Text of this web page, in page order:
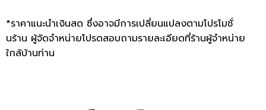
*ราคาแนะนำเงินสด ซึ่งอาจมีการเปลี่ยนแปลงตามโปรโมชั่
นร้าน ผู้จัดจำหน่ายโปรดสอบถามรายละเอียดที่ร้านผู้จำหน่าย
ใกล้บ้านท่าน